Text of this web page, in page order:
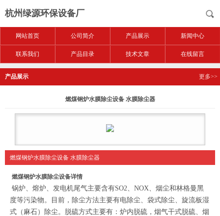
杭州绿源环保设备厂
网站首页 公司简介 产品展示 新闻中心
联系我们 产品目录 技术文章 在线留言
产品展示 更多>>
燃煤钢炉水膜除尘设备 水膜除尘器
燃煤钢炉水膜除尘设备 水膜除尘器
燃煤钢炉水膜除尘设备详情
锅炉、熔炉、发电机尾气主要含有SO2、NOX、烟尘和林格曼黑
度等污染物。目前，除尘方法主要有电除尘、袋式除尘、旋流板湿
式（麻石）除尘。脱硫方式主要有：炉内脱硫，烟气干式脱硫、烟